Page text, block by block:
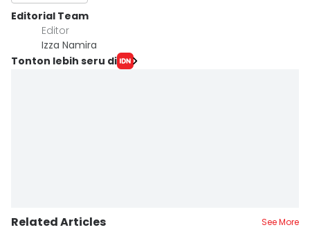
Editorial Team
Editor
Izza Namira
Tonton lebih seru di
Related Articles See More